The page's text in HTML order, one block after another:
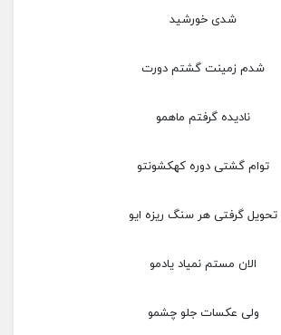
شدی خورشید
شدم زمینت گشتم دورت
نادیده گرفتم ماهمو
توام گشتی دوره کهکشونتو
تحویل گرفتی هر سنگ ریزه ایو
الان مستم نمیاد یادمو
ولی عکسات جلو چشمو